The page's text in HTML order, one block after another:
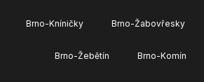
Brno-Kníničky Brno-Žabovřesky
Brno-Žebětín Brno-Komín